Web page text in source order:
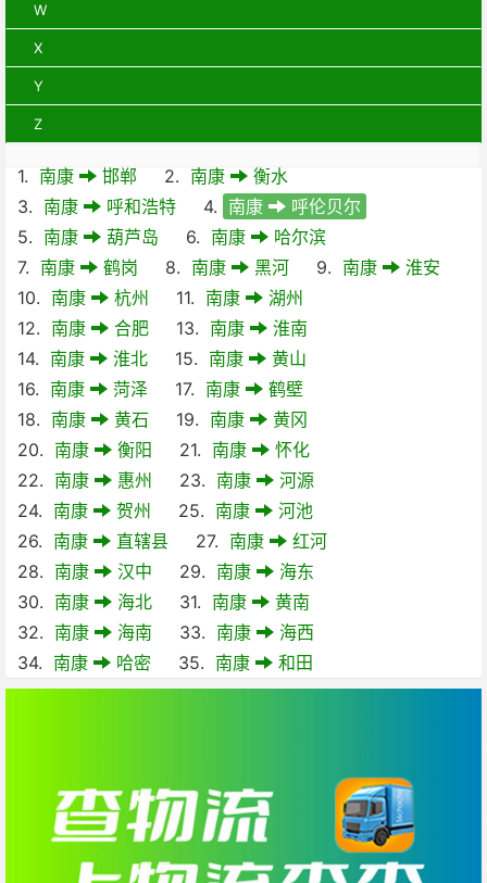
W
X
Y
Z
1. 南康 邯郸 2. 南康
衡水
3. 南康 呼和浩特 4. 南康
呼伦贝尔
5. 南康 葫芦岛 6. 南康
哈尔滨
7. 南康 鹤岗 8. 南康 黑河 9. 南康
淮安
10. 南康 杭州 11. 南康
湖州
12. 南康 合肥 13. 南康
淮南
14. 南康 淮北 15. 南康
黄山
16. 南康 菏泽 17. 南康
鹤壁
18. 南康 黄石 19. 南康
黄冈
20. 南康 衡阳 21. 南康
怀化
22. 南康 惠州 23. 南康
河源
24. 南康 贺州 25. 南康
河池
26. 南康 直辖县 27. 南康
红河
28. 南康 汉中 29. 南康
海东
30. 南康 海北 31. 南康
黄南
32. 南康 海南 33. 南康
海西
34. 南康 哈密 35. 南康 和田